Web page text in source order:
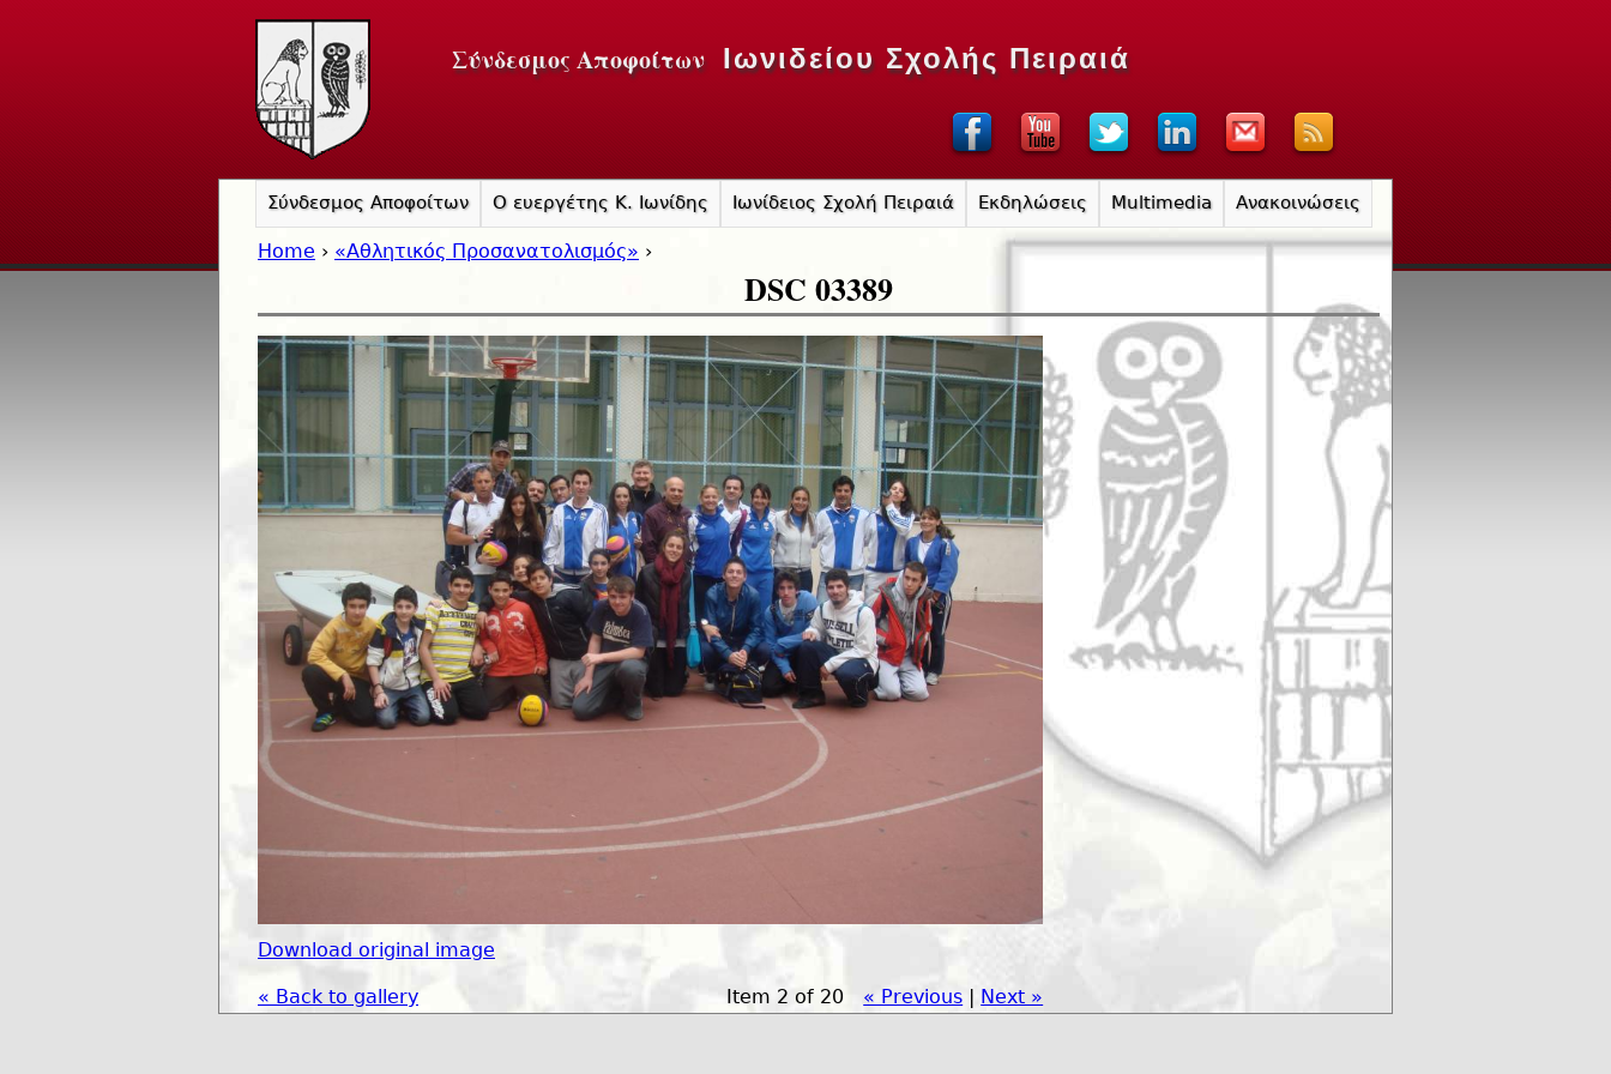
Σύνδεσμος Αποφοίτων Ιωνιδείου Σχολής Πειραιά
Home › «Αθλητικός Προσανατολισμός» ›
DSC 03389
Download original image
« Back to gallery Item 2 of 20 « Previous Next »
Σύνδεσμος Αποφοίτων Ο ευεργέτης Κ. Ιωνίδης Ιωνίδειος Σχολή Πειραιά Εκδηλώσεις Multimedia Ανακοινώσεις